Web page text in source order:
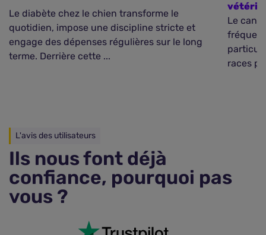
Le diabète chez le chien transforme le
quotidien, impose une discipline stricte et
engage des dépenses régulières sur le long
terme. Derrière cette ...
Le
races
L'avis des utilisateurs
Ils nous font déjà
confiance, pourquoi pas
vous ?